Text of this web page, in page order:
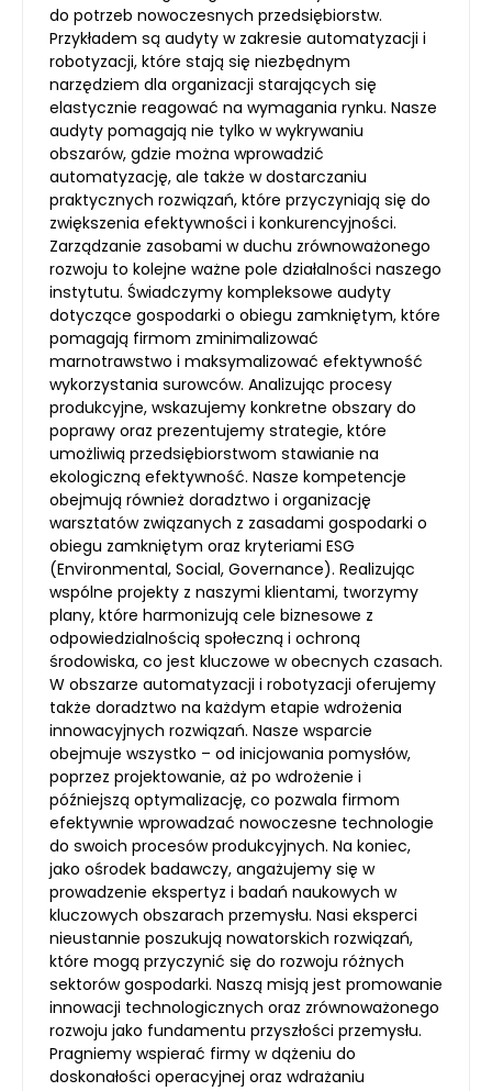
do potrzeb nowoczesnych przedsiębiorstw.
Przykładem są audyty w zakresie automatyzacji i
robotyzacji, które stają się niezbędnym
narzędziem dla organizacji starających się
elastycznie reagować na wymagania rynku. Nasze
audyty pomagają nie tylko w wykrywaniu
obszarów, gdzie można wprowadzić
automatyzację, ale także w dostarczaniu
praktycznych rozwiązań, które przyczyniają się do
zwiększenia efektywności i konkurencyjności.
Zarządzanie zasobami w duchu zrównoważonego
rozwoju to kolejne ważne pole działalności naszego
instytutu. Świadczymy kompleksowe audyty
dotyczące gospodarki o obiegu zamkniętym, które
pomagają firmom zminimalizować
marnotrawstwo i maksymalizować efektywność
wykorzystania surowców. Analizując procesy
produkcyjne, wskazujemy konkretne obszary do
poprawy oraz prezentujemy strategie, które
umożliwią przedsiębiorstwom stawianie na
ekologiczną efektywność. Nasze kompetencje
obejmują również doradztwo i organizację
warsztatów związanych z zasadami gospodarki o
obiegu zamkniętym oraz kryteriami ESG
(Environmental, Social, Governance). Realizując
wspólne projekty z naszymi klientami, tworzymy
plany, które harmonizują cele biznesowe z
odpowiedzialnością społeczną i ochroną
środowiska, co jest kluczowe w obecnych czasach.
W obszarze automatyzacji i robotyzacji oferujemy
także doradztwo na każdym etapie wdrożenia
innowacyjnych rozwiązań. Nasze wsparcie
obejmuje wszystko – od inicjowania pomysłów,
poprzez projektowanie, aż po wdrożenie i
późniejszą optymalizację, co pozwala firmom
efektywnie wprowadzać nowoczesne technologie
do swoich procesów produkcyjnych. Na koniec,
jako ośrodek badawczy, angażujemy się w
prowadzenie ekspertyz i badań naukowych w
kluczowych obszarach przemysłu. Nasi eksperci
nieustannie poszukują nowatorskich rozwiązań,
które mogą przyczynić się do rozwoju różnych
sektorów gospodarki. Naszą misją jest promowanie
innowacji technologicznych oraz zrównoważonego
rozwoju jako fundamentu przyszłości przemysłu.
Pragniemy wspierać firmy w dążeniu do
doskonałości operacyjnej oraz wdrażaniu